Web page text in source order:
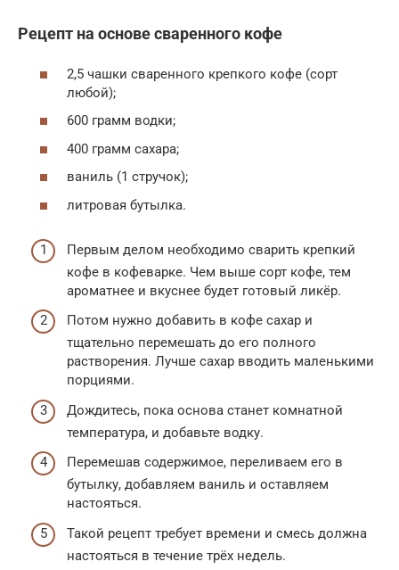
Рецепт на основе сваренного кофе
2,5 чашки сваренного крепкого кофе (сорт
любой);
600 грамм водки;
400 грамм сахара;
ваниль (1 стручок);
литровая бутылка.
Первым делом необходимо сварить крепкий
кофе в кофеварке. Чем выше сорт кофе, тем
ароматнее и вкуснее будет готовый ликёр.
Потом нужно добавить в кофе сахар и
тщательно перемешать до его полного
растворения. Лучше сахар вводить маленькими
порциями.
Дождитесь, пока основа станет комнатной
температура, и добавьте водку.
Перемешав содержимое, переливаем его в
бутылку, добавляем ваниль и оставляем
настояться.
Такой рецепт требует времени и смесь должна
настояться в течение трёх недель.